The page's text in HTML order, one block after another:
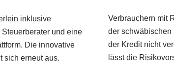
inklusive
und eine
Die innovative
sich erneut aus.
Verbrauchern mit
der schwäbischen
der Kredit nicht
lässt die